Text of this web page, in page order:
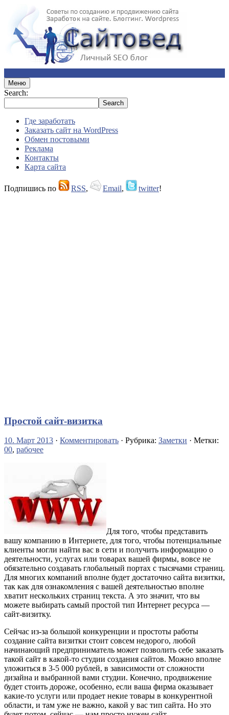
Меню
Search:
Где заработать
Заказать сайт на WordPress
Обмен постовыми
Реклама
Контакты
Карта сайта
Подпишись по RSS, Email, twitter!
Простой сайт-визитка
10. Март 2013 · Комментировать · Рубрика: Заметки · Метки:
00, рабочее
Для того, чтобы представить
вашу компанию в Интернете, для того, чтобы потенциальные
клиенты могли найти вас в сети и получить информацию о
деятельности, услугах или товарах вашей фирмы, вовсе не
обязательно создавать глобальный портах с тысячами страниц.
Для многих компаний вполне будет достаточно сайта визитки,
так как для ознакомления с вашей деятельностью вполне
хватит нескольких страниц текста. А это значит, что вы
можете выбирать самый простой тип Интернет ресурса —
сайт-визитку.
Сейчас из-за большой конкуренции и простоты работы
создание сайта визитки стоит совсем недорого, любой
начинающий предприниматель может позволить себе заказать
такой сайт в какой-то студии создания сайтов. Можно вполне
уложиться в 3-5 000 рублей, в зависимости от сложности
дизайна и выбранной вами студии. Конечно, продвижение
будет стоить дороже, особенно, если ваша фирма оказывает
какие-то услуги или продает некие товары в конкурентной
области, и там уже не важно, какой у вас тип сайта. Но это